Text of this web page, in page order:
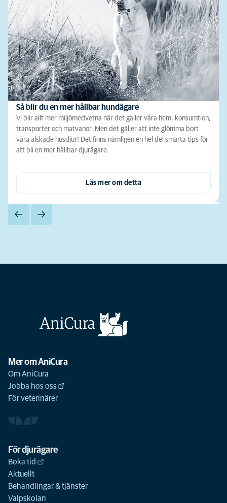
Så blir du en mer hållbar hundägare
Vi blir allt mer miljömedvetna när det gäller våra hem, konsumtion,
transporter och matvanor. Men det gäller att inte glömma bort
våra älskade husdjur! Det finns nämligen en hel del smarta tips för
att bli en mer hållbar djurägare.
Läs mer om detta
Mer om AniCura
Om AniCura
Jobba hos oss
För veterinärer
För djurägare
Boka tid
Aktuellt
Behandlingar & tjänster
Valpskolan